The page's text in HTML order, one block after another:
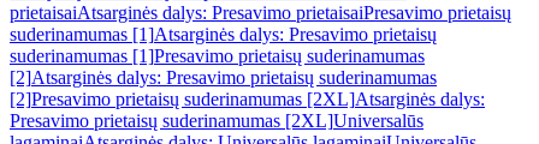
prietaisaiAtsarginės dalys: Presavimo prietaisaiPresavimo prietaisų
suderinamumas [1]Atsarginės dalys: Presavimo prietaisų
suderinamumas [1]Presavimo prietaisų suderinamumas
[2]Atsarginės dalys: Presavimo prietaisų suderinamumas
[2]Presavimo prietaisų suderinamumas [2XL]Atsarginės dalys:
Presavimo prietaisų suderinamumas [2XL]Universalūs